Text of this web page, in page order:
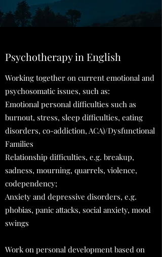
Psychotherapy in English
Working together on current emotional and
psychosomatic issues, such as:
Emotional personal difficulties such as
burnout, stress, sleep difficulties, eating
disorders, co-addiction, ACA)/Dysfunctional
Families
Relationship difficulties, e.g. breakup,
sadness, mourning, quarrels, violence,
codependency;
Anxiety and depressive disorders, e.g.
phobias, panic attacks, social anxiety, mood
swings
Work on personal development based on